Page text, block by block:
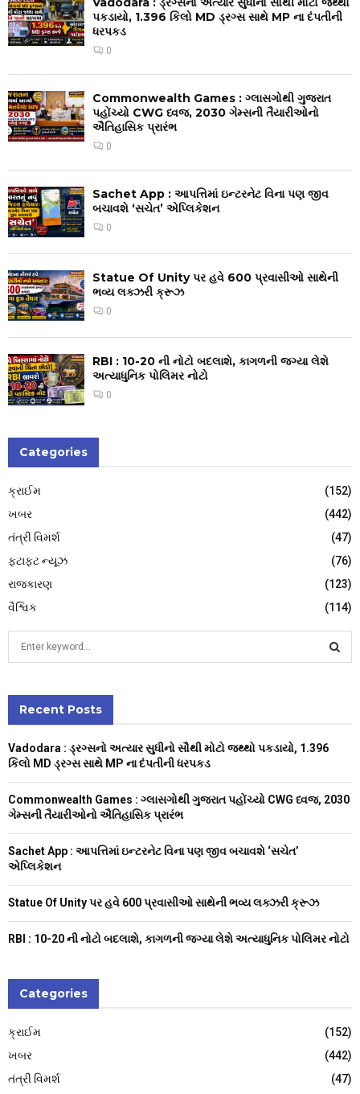
પકડાયો, 1.396 કિલો MD ડ્રગ્સ સાથે MP ના દંપતીની
ધરપકડ
0
Commonwealth Games : ગ્લાસગોથી ગુજરાત
પહોંચ્યો CWG ધ્વજ, 2030 ગેમ્સની તૈયારીઓનો
ઐતિહાસિક પ્રારંભ
0
Sachet App : આપત્તિમાં ઇન્ટરનેટ વિના પણ જીવ
બચાવશે ‘સચેત’ એપ્લિકેશન
0
Statue Of Unity પર હવે 600 પ્રવાસીઓ સાથેની
ભવ્ય લક્ઝરી ક્રૂઝ
0
RBI : ₹10-20 ની નોટો બદલાશે, કાગળની જગ્યા લેશે
અત્યાધુનિક પોલિમર નોટો
0
Categories
ક્રાઈમ
(152)
ખબર
(442)
તંત્રી વિમર્શ
(47)
ફટાફટ ન્યૂઝ
(76)
રાજકારણ
(123)
વૈશ્વિક
(114)
h
o
C
Recent Posts
Vadodara : ડ્રગ્સનો અત્યાર સુધીનો સૌથી મોટો જથ્થો પકડાયો, 1.396
કિલો MD ડ્રગ્સ સાથે MP ના દંપતીની ધરપકડ
Commonwealth Games : ગ્લાસગોથી ગુજરાત પહોંચ્યો CWG ધ્વજ, 2030
ગેમ્સની તૈયારીઓનો ઐતિહાસિક પ્રારંભ
Sachet App : આપત્તિમાં ઇન્ટરનેટ વિના પણ જીવ બચાવશે ‘સચેત’
એપ્લિકેશન
Statue Of Unity પર હવે 600 પ્રવાસીઓ સાથેની ભવ્ય લક્ઝરી ક્રૂઝ
RBI : ₹10-20 ની નોટો બદલાશે, કાગળની જગ્યા લેશે અત્યાધુનિક પોલિમર નોટો
Categories
ક્રાઈમ
(152)
ખબર
(442)
તંત્રી વિમર્શ
(47)